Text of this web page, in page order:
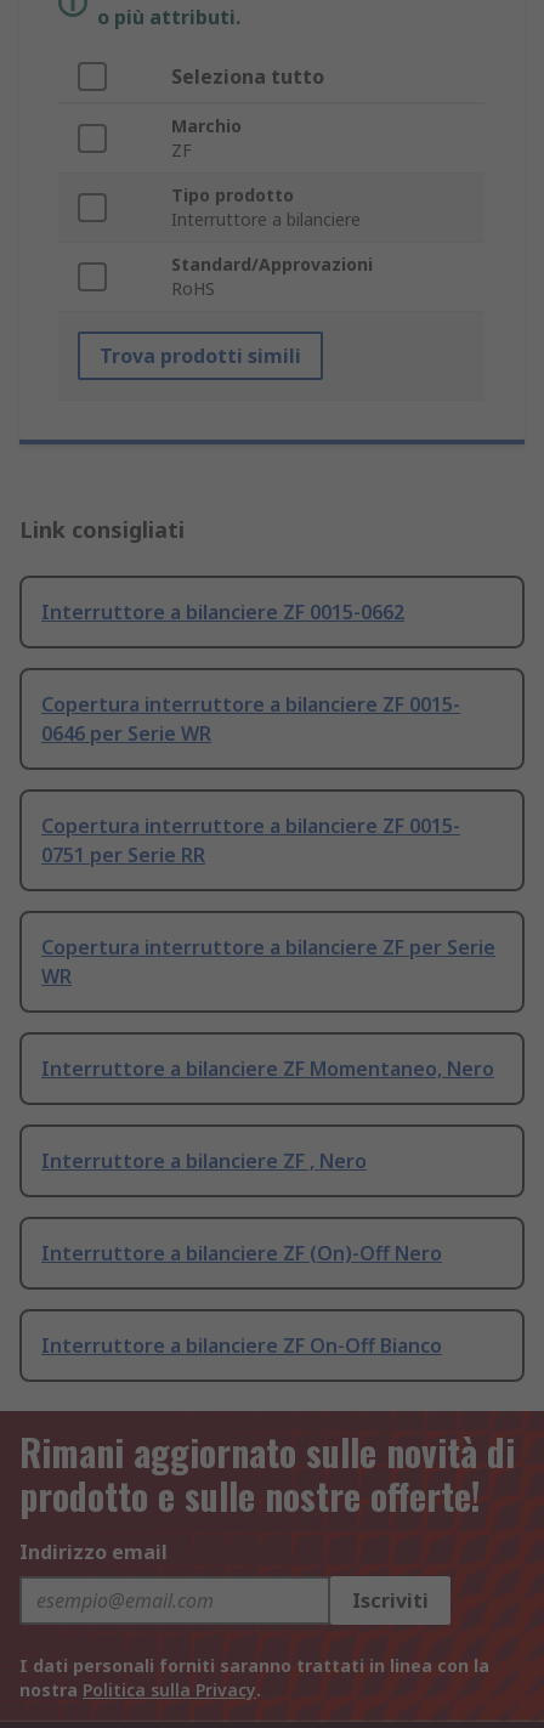
o più attributi.
Seleziona tutto
Marchio
ZF
Tipo prodotto
Interruttore a bilanciere
Standard/Approvazioni
RoHS
Trova prodotti simili
Link consigliati
Interruttore a bilanciere ZF 0015-0662
Copertura interruttore a bilanciere ZF 0015-
0646 per Serie WR
Copertura interruttore a bilanciere ZF 0015-
0751 per Serie RR
Copertura interruttore a bilanciere ZF per Serie
WR
Interruttore a bilanciere ZF Momentaneo, Nero
Interruttore a bilanciere ZF , Nero
Interruttore a bilanciere ZF (On)-Off Nero
Interruttore a bilanciere ZF On-Off Bianco
Rimani aggiornato sulle novità di
prodotto e sulle nostre offerte!
Indirizzo email
Iscriviti
I dati personali forniti saranno trattati in linea con la
nostra Politica sulla Privacy.